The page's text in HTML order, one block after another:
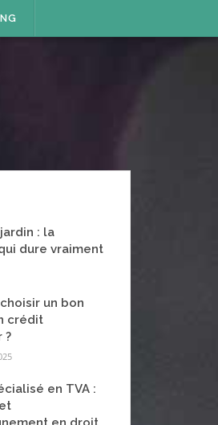
: la
dure vraiment
un bon
crédit
?
en TVA :